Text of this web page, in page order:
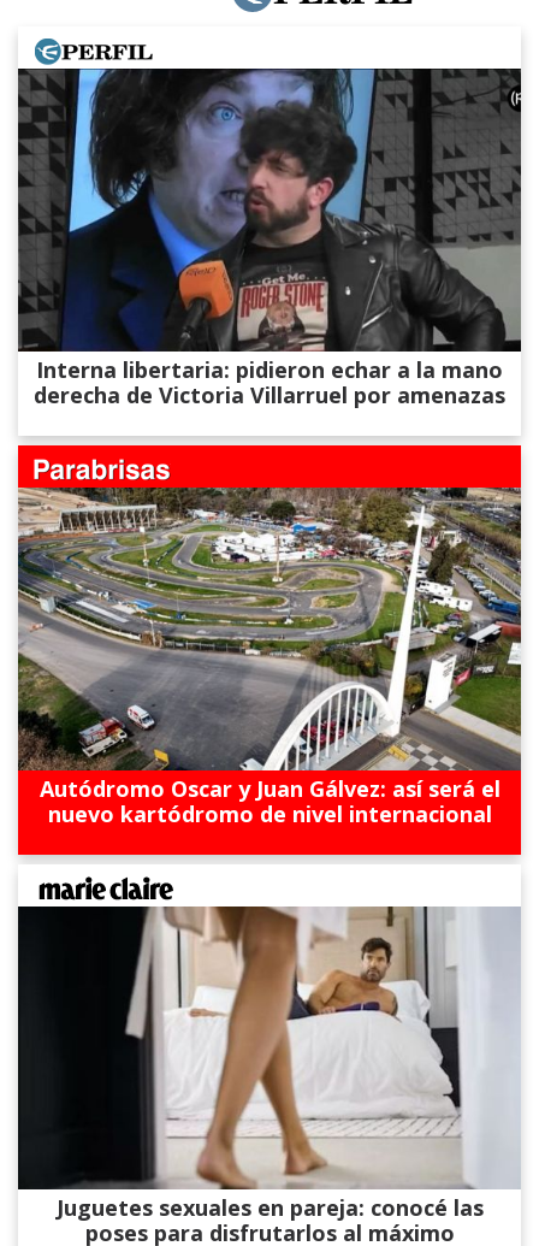
Interna libertaria: pidieron echar a la mano
derecha de Victoria Villarruel por amenazas
Autódromo Oscar y Juan Gálvez: así será el
nuevo kartódromo de nivel internacional
Juguetes sexuales en pareja: conocé las
poses para disfrutarlos al máximo